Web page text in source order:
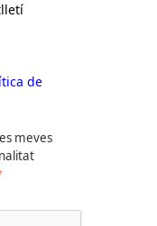
de
meves